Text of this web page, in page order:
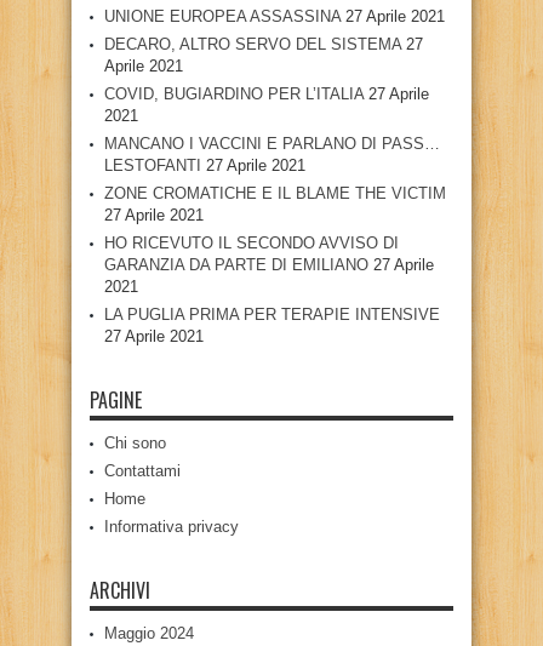
UNIONE EUROPEA ASSASSINA 27 Aprile 2021
DECARO, ALTRO SERVO DEL SISTEMA 27
Aprile 2021
COVID, BUGIARDINO PER L’ITALIA 27 Aprile
2021
MANCANO I VACCINI E PARLANO DI PASS…
LESTOFANTI 27 Aprile 2021
ZONE CROMATICHE E IL BLAME THE VICTIM
27 Aprile 2021
HO RICEVUTO IL SECONDO AVVISO DI
GARANZIA DA PARTE DI EMILIANO 27 Aprile
2021
LA PUGLIA PRIMA PER TERAPIE INTENSIVE
27 Aprile 2021
PAGINE
Chi sono
Contattami
Home
Informativa privacy
ARCHIVI
Maggio 2024